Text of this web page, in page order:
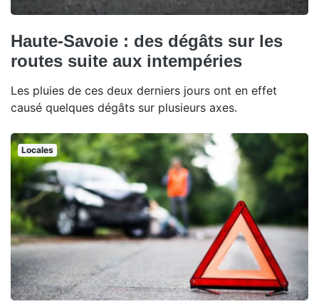
Haute-Savoie : des dégâts sur les
routes suite aux intempéries
Les pluies de ces deux derniers jours ont en effet
causé quelques dégâts sur plusieurs axes.
Locales